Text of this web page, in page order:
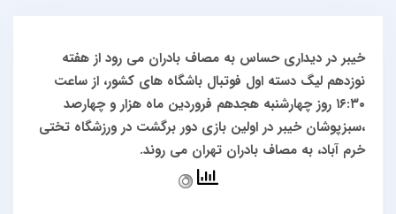
خیبر در دیداری حساس به مصاف بادران می رود از هفته
نوزدهم لیگ دسته اول فوتبال باشگاه های کشور، از ساعت
۱۶:۳۰ روز چهارشنبه هجدهم فروردین ماه هزار و چهارصد
،سبزپوشان خیبر در اولین بازی دور برگشت در ورزشگاه تختی
خرم آباد، به مصاف بادران تهران می روند.